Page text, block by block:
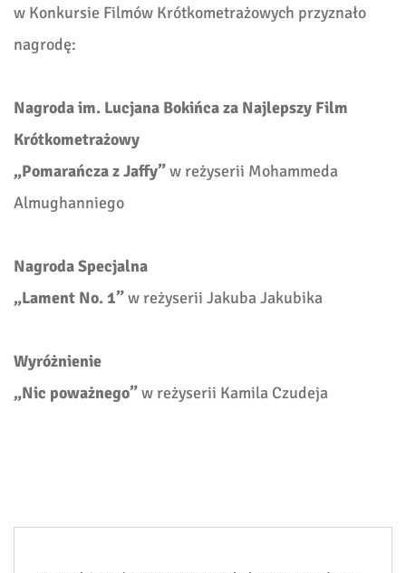
w Konkursie Filmów Krótkometrażowych przyznało
nagrodę:
Nagroda im. Lucjana Bokińca za Najlepszy Film
Krótkometrażowy
„Pomarańcza z Jaffy”w reżyserii Mohammeda
Almughanniego
Nagroda Specjalna
„Lament No. 1”w reżyserii Jakuba Jakubika
Wyróżnienie
„Nic poważnego”w reżyserii Kamila Czudeja